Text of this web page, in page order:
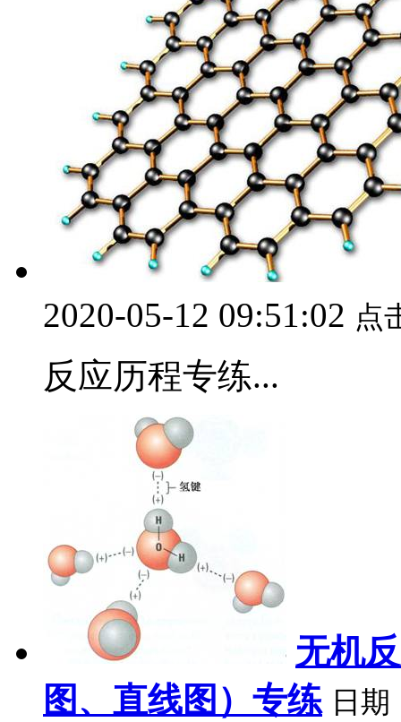
2020-05-12 09:51:02 点
反应历程专练...
无机
图、直线图）专练 日期